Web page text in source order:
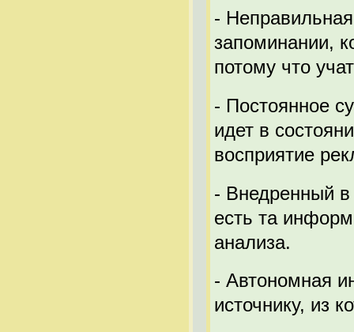
-
запоминании,
потому что
- Постоянное
идет в
восприятие
- Внедренный
есть та
анализа.
- Автономная
источнику, из